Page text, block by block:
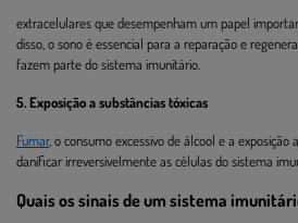
extracelulares que desempenham um papel
disso, o sono é essencial para a reparação e
fazem parte do sistema imunitário.
5. Exposição a substâncias tóxicas
Fumar, o consumo excessivo de álcool e a
danificar irreversivelmente as células do sistema
Quais os sinais de um sistema